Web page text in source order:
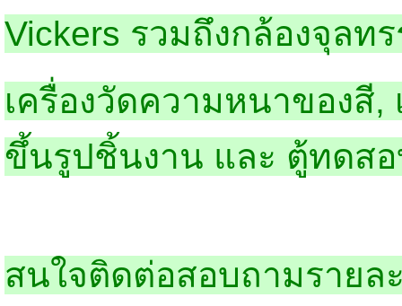
Vickers รวมถึงกล้องจุลท
เครื่องวัดความหนาของสี,
ขึ้นรูปชิ้นงาน และ ตู้ทดส
สนใจติดต่อสอบถามรายล